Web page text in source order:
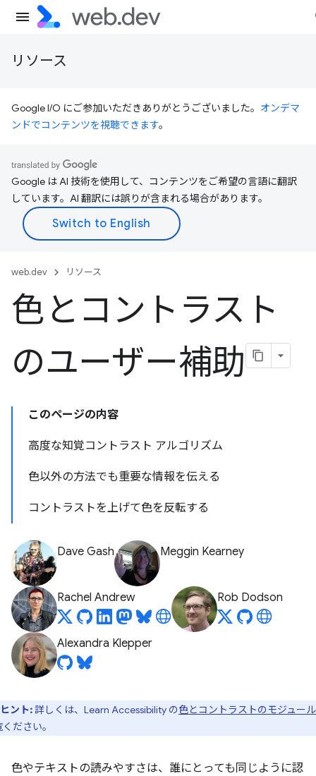
リソース
Google I/O にご参加いただきありがとうございました。 オンデマ
ンドでコンテンツを視聴できます。
Google は AI 技術を使用して、コンテンツをご希望の言語に翻訳
しています。AI 翻訳には誤りが含まれる場合があります。
web.dev リソース
色とコントラスト
のユーザー補助
このページの内容
高度な知覚コントラスト アルゴリズム
色以外の方法でも重要な情報を伝える
コントラストを上げて色を反転する
Dave Gash Meggin Kearney
Rachel Andrew Rob Dodson
Alexandra Klepper
ヒント:詳しくは、Learn Accessibility の色とコントラストのモジュール
ださい。
色やテキストの読みやすさは、誰にとっても同じように認